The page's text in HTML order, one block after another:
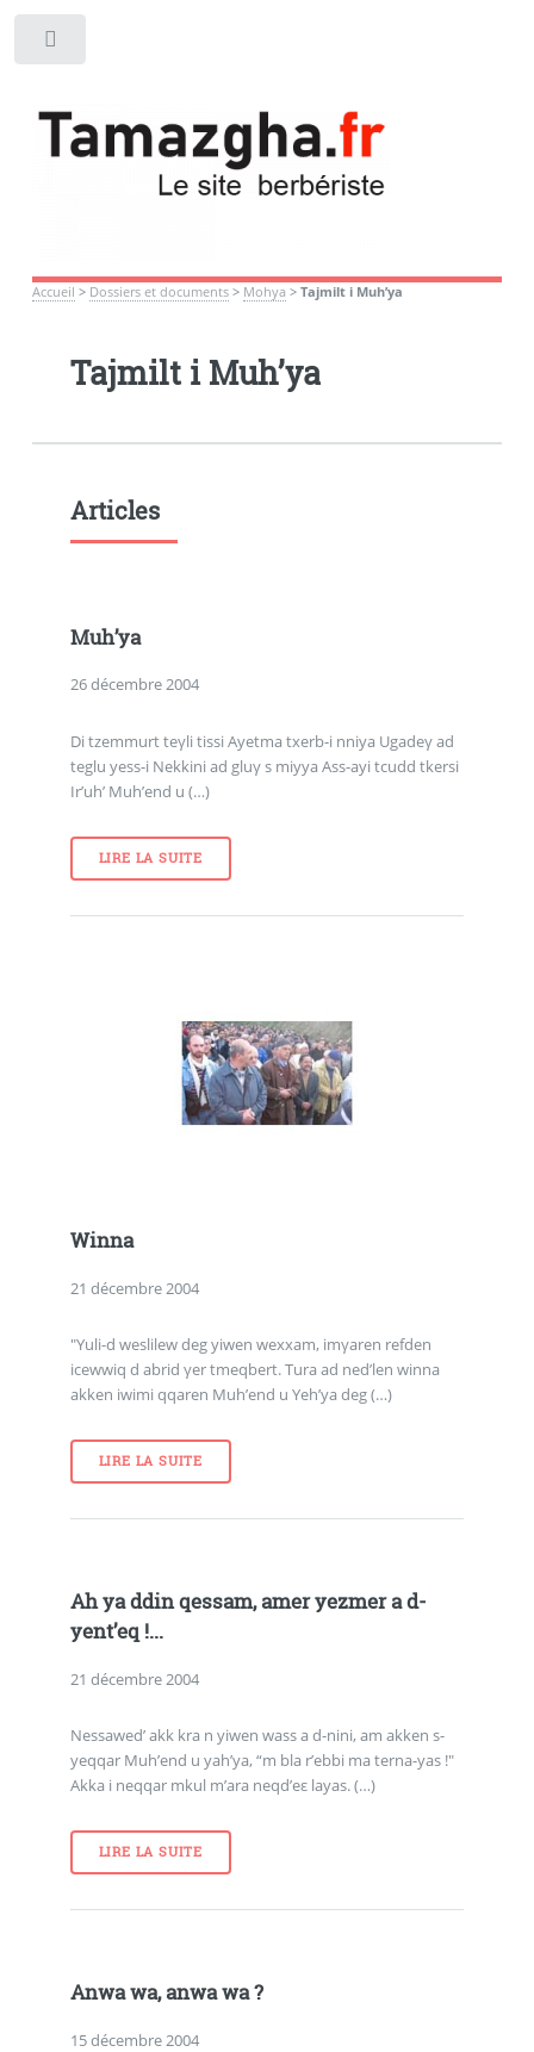
Accueil > Dossiers et documents> Mohya > Tajmilt i Muh’ya
Tajmilt i Muh’ya
Articles
Muh’ya
26 décembre 2004
Di tzemmurt teγli tissi Ayetma txerb-i nniya Ugadeγ ad
teglu yess-i Nekkini ad gluγ s miyya Ass-ayi tcudd tkersi
Ir’uh’ Muh’end u (…)
LIRE LA SUITE
Winna
21 décembre 2004
"Yuli-d weslilew deg yiwen wexxam, imγaren refden
icewwiq d abrid γer tmeqbert. Tura ad ned’len winna
akken iwimi qqaren Muh’end u Yeh’ya deg (…)
LIRE LA SUITE
Ah ya ddin qessam, amer yezmer a d-
yent’eq !...
21 décembre 2004
Nessawed’ akk kra n yiwen wass a d-nini, am akken s-
yeqqar Muh’end u yah’ya, “m bla r’ebbi ma terna-yas !"
Akka i neqqar mkul m’ara neqd’eε layas. (…)
LIRE LA SUITE
Anwa wa, anwa wa ?
15 décembre 2004